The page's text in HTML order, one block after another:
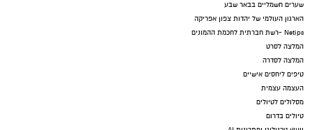
שערים חשמליים בבאר שבע
הארגון העולמי של יהדות צפון אפריקה
Netips -רשת חברתית לחכמת ההמונים
המלצה לסרט
המלצה לסדרה
טיפים ליחסים אישיים
העצמה עצמית
מסלולים לטיולים
טיולים בדרום